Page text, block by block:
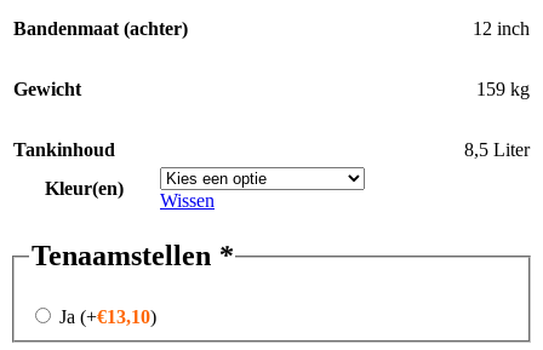
Bandenmaat (achter) 12 inch
Gewicht 159 kg
Tankinhoud
8,5 Liter
Kleur(en)
Wissen
Tenaamstellen *
Ja (+€13,10)